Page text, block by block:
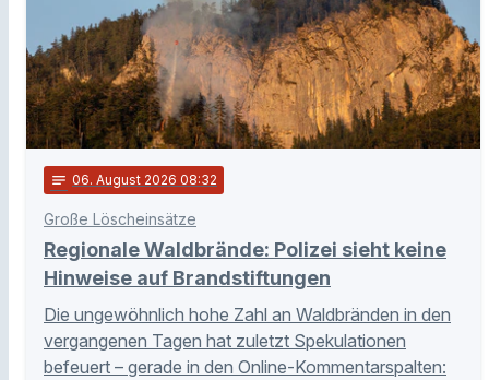
notes 06. August 2026 08:32
Große Löscheinsätze
Regionale Waldbrände: Polizei sieht keine
Hinweise auf Brandstiftungen
Die ungewöhnlich hohe Zahl an Waldbränden in den
vergangenen Tagen hat zuletzt Spekulationen
befeuert – gerade in den Online-Kommentarspalten: